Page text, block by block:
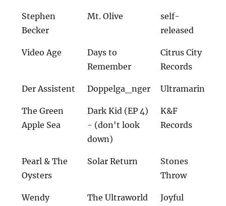
Stephen
Becker
Mt. Olive
self-
released
Video Age
Days to
Remember
Citrus City
Records
Der Assistent Doppelga_nger Ultramarin
The Green
Apple Sea
Dark Kid (EP 4)
- (don't look
down)
K&F
Records
Pearl & The
Oysters
Solar Return
Stones
Throw
Wendy
The Ultraworld
Joyful